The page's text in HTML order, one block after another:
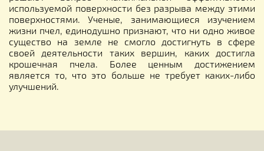
используемой поверхности без разрыва между этими
поверхностями. Ученые, занимающиеся изучением
жизни пчел, единодушно признают, что ни одно живое
существо на земле не смогло достигнуть в сфере
своей деятельности таких вершин, каких достигла
крошечная пчела. Более ценным достижением
является то, что это больше не требует каких-либо
улучшений.